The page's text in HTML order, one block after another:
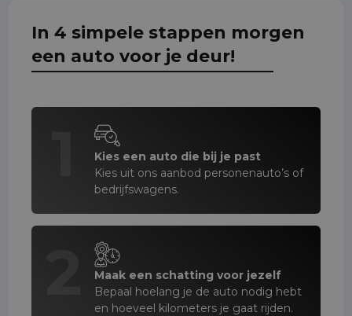
In 4 simpele stappen morgen
een auto voor je deur!
Kies een auto die bij je past
Kies uit ons aanbod personenauto’s of
bedrijfswagens.
Maak een schatting voor jezelf
Bepaal hoelang je de auto nodig hebt
en hoeveel kilometers je gaat rijden.